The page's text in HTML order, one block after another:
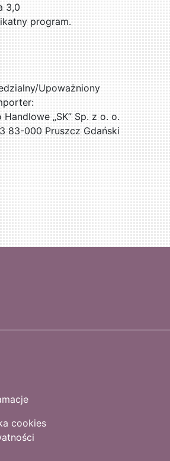
3,0
program.
Upoważniony
„SK” Sp. z o. o.
83-000 Pruszcz Gdański
cookies